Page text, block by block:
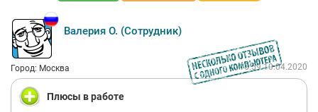
Валерия О. (Сотрудник)
Город: Москва 15:59 10.04.2020
Плюсы в работе